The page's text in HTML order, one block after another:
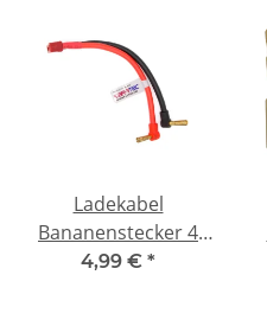
Ladekabel
Bananenstecker 4
mm abgewinkelt ->
4,99 € *